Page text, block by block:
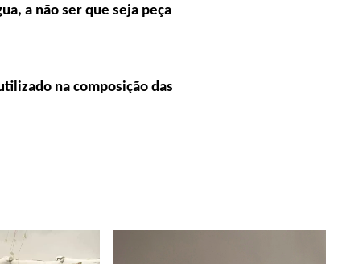
a não ser que seja peça
na composição das